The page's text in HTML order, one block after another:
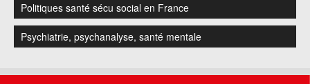
Politiques santé sécu social en France
Psychiatrie, psychanalyse, santé mentale